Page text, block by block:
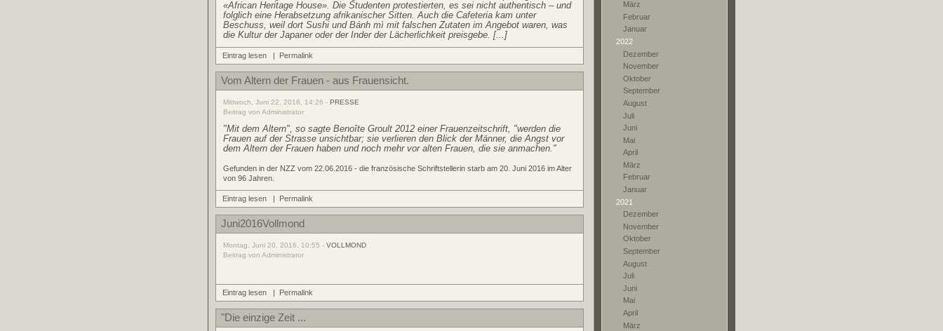
März
Februar
Januar
2022
Dezember
November
Oktober
September
August
Juli
Juni
Mai
April
März
Februar
Januar
2021
Dezember
November
Oktober
September
August
Juli
Juni
Mai
April
März
«African Heritage House». Die Studenten protestierten, es sei nicht authentisch – und
folglich eine Herabsetzung afrikanischer Sitten. Auch die Cafeteria kam unter
Beschuss, weil dort Sushi und Bánh mì mit falschen Zutaten im Angebot waren, was
die Kultur der Japaner oder der Inder der Lächerlichkeit preisgebe. [...]
Eintrag lesen Permalink
Vom Altern der Frauen - aus Frauensicht.
Mittwoch, Juni 22, 2016, 14:26 - PRESSE
Beitrag von Administrator
"Mit dem Altern", so sagte Benoîte Groult 2012 einer Frauenzeitschrift, "werden die
Frauen auf der Strasse unsichtbar; sie verlieren den Blick der Männer, die Angst vor
dem Altern der Frauen haben und noch mehr vor alten Frauen, die sie anmachen."
Gefunden in der NZZ vom 22.06.2016 - die französische Schriftstellerin starb am 20. Juni 2016 im Alter
von 96 Jahren.
Eintrag lesen Permalink
Juni2016Vollmond
Montag, Juni 20, 2016, 10:55 - VOLLMOND
Beitrag von Administrator
Eintrag lesen Permalink
"Die einzige Zeit ...